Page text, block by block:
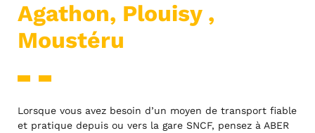
Agathon, Plouisy ,
Moustéru
Lorsque vous avez besoin d’un moyen de transport fiable
et pratique depuis ou vers la gare SNCF, pensez à ABER